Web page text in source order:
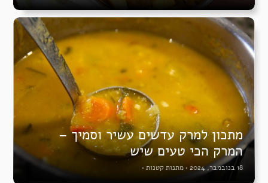
מתכון למרק עדשים עשיר וסמיך –
המרק הכי טעים שיש
18 בנובמבר, 2024 • מתנות קטנות •